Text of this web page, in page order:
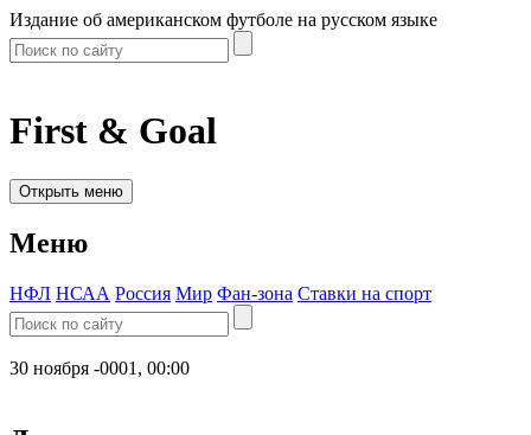
Издание об американском футболе на русском языке
First & Goal
Открыть меню
Меню
НФЛ НСАА Россия Мир Фан-зона Ставки на спорт
30 ноября -0001, 00:00